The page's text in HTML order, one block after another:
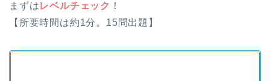
まずはレベルチェック ！
【所要時間は約1分。15問出題】